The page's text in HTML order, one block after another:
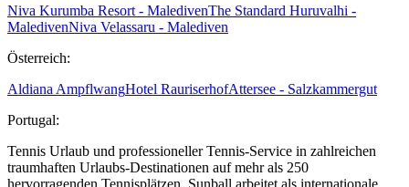
Niva Kurumba Resort - MaledivenThe Standard Huruvalhi -
MaledivenNiva Velassaru - Malediven
Österreich:
Aldiana AmpflwangHotel RauriserhofAttersee - Salzkammergut
Portugal:
Tennis Urlaub und professioneller Tennis-Service in zahlreichen
traumhaften Urlaubs-Destinationen auf mehr als 250